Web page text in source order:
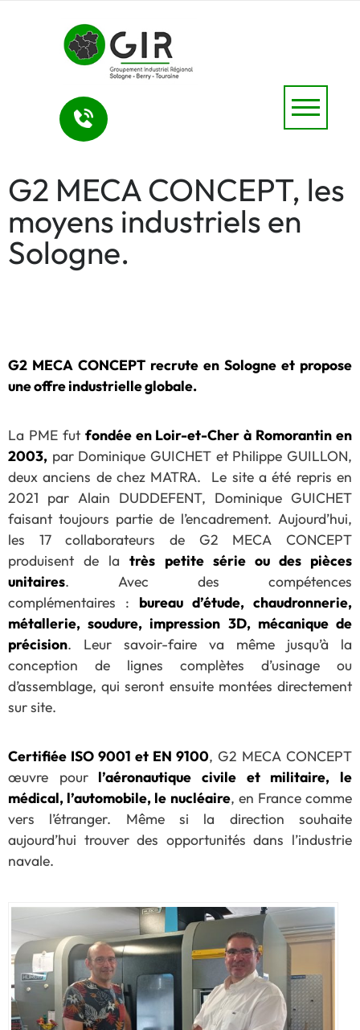
G2 MECA CONCEPT, les
moyens industriels en
Sologne.
G2 MECA CONCEPT recrute en Sologne et propose
une offre industrielle globale.
La PME fut fondée en Loir-et-Cher à Romorantin en
2003, par Dominique GUICHET et Philippe GUILLON,
deux anciens de chez MATRA. Le site a été repris en
2021 par Alain DUDDEFENT, Dominique GUICHET
faisant toujours partie de l’encadrement. Aujourd’hui,
les 17 collaborateurs de G2 MECA CONCEPT
produisent de latrès petite série ou des pièces
unitaires. Avec des compétences
complémentaires : bureau d’étude, chaudronnerie,
métallerie, soudure, impression 3D, mécanique de
précision. Leur savoir-faire va même jusqu’à la
conception de lignes complètes d’usinage ou
d’assemblage, qui seront ensuite montées directement
sur site.
Certifiée ISO 9001 et EN 9100, G2 MECA CONCEPT
œuvre pourl’aéronautique civile et militaire, le
médical, l’automobile, le nucléaire, en France comme
vers l’étranger. Même si la direction souhaite
aujourd’hui trouver des opportunités dans l’industrie
navale.